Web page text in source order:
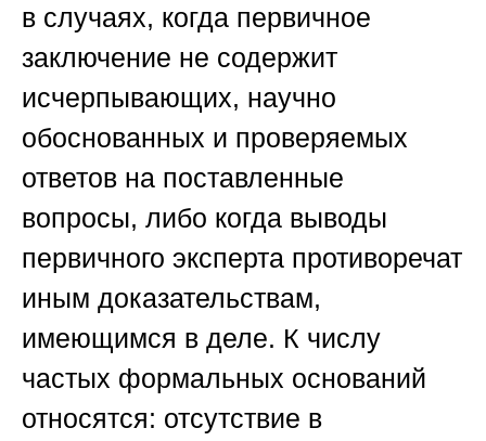
в случаях, когда первичное
заключение не содержит
исчерпывающих, научно
обоснованных и проверяемых
ответов на поставленные
вопросы, либо когда выводы
первичного эксперта противоречат
иным доказательствам,
имеющимся в деле. К числу
частых формальных оснований
относятся: отсутствие в